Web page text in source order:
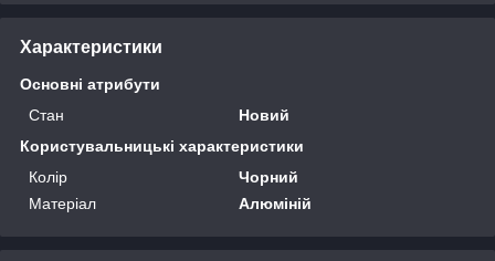
Характеристики
Основні атрибути
Стан
Новий
Користувальницькі характеристики
Колір
Чорний
Матеріал
Алюміній